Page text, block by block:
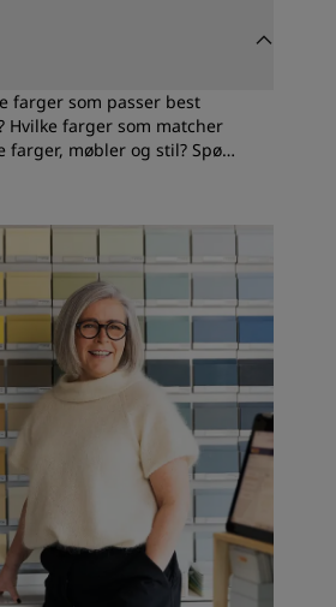
farger som passer best
Hvilke farger som matcher
farger, møbler og stil? Spør
få fargeråd og tips til